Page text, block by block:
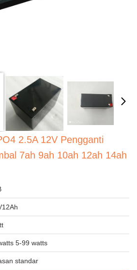
2.5A 12V Pengganti
7ah 9ah 10ah 12ah 14ah
5-99 watts
standar